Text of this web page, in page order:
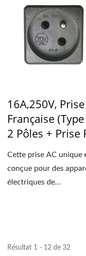
16A,250V,
Française (type
2 Pôles + Prise
Cette prise AC unique
conçue pour des
électriques de
Résultat 1 - 12 de 32